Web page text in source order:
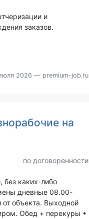
и
заказов.
2026 — premium-job.ru
на
по договоренности
без каких-либо
дневные 08.00-
объекта. Выходной
Обед + перекуры •